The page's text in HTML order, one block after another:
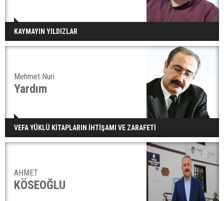
KAYMAYIN YILDIZLAR
Mehmet Nuri
Yardım
VEFA YÜKLÜ KİTAPLARIN İHTİŞAMI VE ZARAFETİ
AHMET
KÖSEOĞLU